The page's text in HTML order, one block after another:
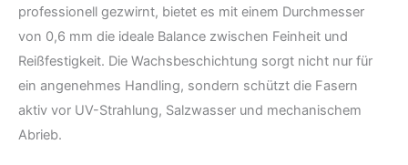
professionell gezwirnt, bietet es mit einem Durchmesser
von 0,6 mm die ideale Balance zwischen Feinheit und
Reißfestigkeit. Die Wachsbeschichtung sorgt nicht nur für
ein angenehmes Handling, sondern schützt die Fasern
aktiv vor UV-Strahlung, Salzwasser und mechanischem
Abrieb.